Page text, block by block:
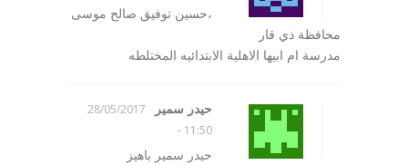
،حسين توفيق صالح موسى
محافظة ذي قار
مدرسة ام ابيها الاهلية الابتدائيه المختلطه
حيدر سمير
28/05/2017
11:50
-
حيدر سمير باهيز